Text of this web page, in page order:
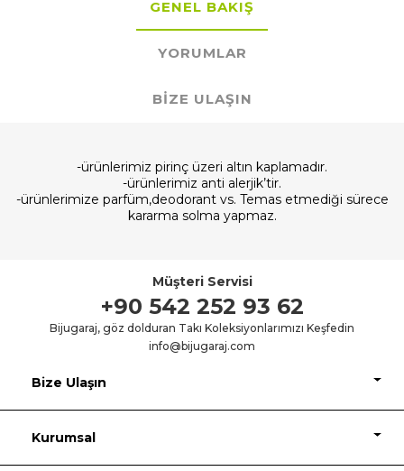
GENEL BAKIŞ
YORUMLAR
BIZE ULAŞIN
-ürünlerimiz pirinç üzeri altın kaplamadır.
-ürünlerimiz anti alerjik’tir.
-ürünlerimize parfüm,deodorant vs. Temas etmediği sürece
kararma solma yapmaz.
Müşteri Servisi
+90 542 252 93 62
Bijugaraj, göz dolduran Takı Koleksiyonlarımızı Keşfedin
info@bijugaraj.com
Bize Ulaşın
Kurumsal